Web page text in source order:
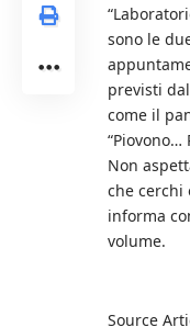
sono le
previsti dal
come il
“Piovono…
Non
che cerchi
informa
volume.
Source